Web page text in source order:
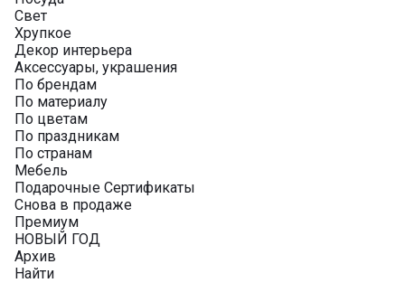
Свет
Хрупкое
Декор интерьера
Аксессуары, украшения
По брендам
По материалу
По цветам
По праздникам
По странам
Мебель
Подарочные Сертификаты
Снова в продаже
Премиум
НОВЫЙ ГОД
Архив
Найти